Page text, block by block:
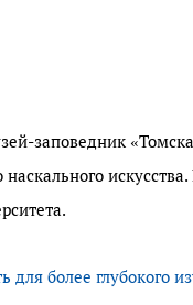
заповедник
для более глубокого